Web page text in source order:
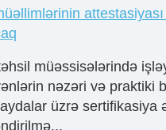
müəssisələrində
nəzəri və praktiki
üzrə sertifikasiya